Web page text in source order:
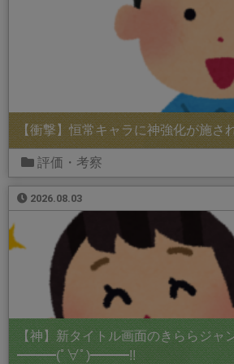
【衝撃】恒常キャラに神強化が施さ
評価・考察
2026.08.03
【神】新タイトル画面のきららジャ
━━━(ﾟ∀ﾟ)━━━!!